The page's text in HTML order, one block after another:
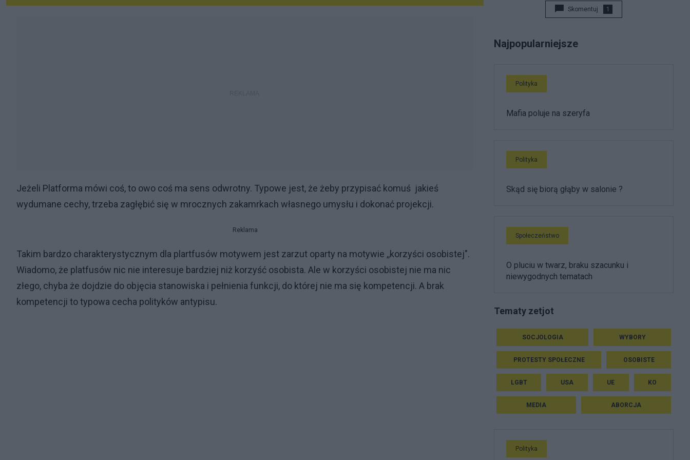
Jeżeli Platforma mówi coś, to owo coś ma sens odwrotny. Typowe jest, że żeby przypisać komuś jakieś
wydumane cechy, trzeba zagłębić się w mrocznych zakamrkach własnego umysłu i dokonać projekcji.
Reklama
Takim bardzo charakterystycznym dla plartfusów motywem jest zarzut oparty na motywie ,,korzyści osobistej".
Wiadomo, że platfusów nic nie interesuje bardziej niż korzyść osobista. Ale w korzyści osobistej nie ma nic
złego, chyba że dojdzie do objęcia stanowiska i pełnienia funkcji, do której nie ma się kompetencji. A brak
kompetencji to typowa cecha polityków antypisu.
Skomentuj 1
Najpopularniejsze
Polityka
Mafia poluje na szeryfa
Polityka
Skąd się biorą głąby w salonie ?
Społeczeństwo
O pluciu w twarz, braku szacunku i
niewygodnych tematach
Tematy zetjot
SOCJOLOGIA WYBORY
PROTESTY SPOŁECZNE OSOBISTE
LGBT USA UE KO
MEDIA ABORCJA
Polityka